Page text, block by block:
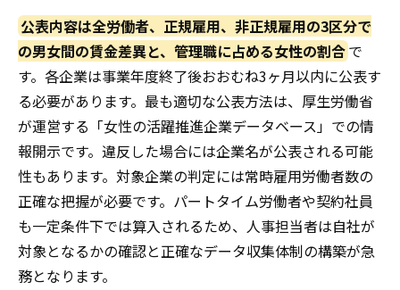
公表内容は全労働者、正規雇用、非正規雇用の3区分で
の男女間の賃金差異と、管理職に占める女性の割合で
す。各企業は事業年度終了後おおむね3ヶ月以内に公表す
る必要があります。最も適切な公表方法は、厚生労働省
が運営する「女性の活躍推進企業データベース」での情
報開示です。違反した場合には企業名が公表される可能
性もあります。対象企業の判定には常時雇用労働者数の
正確な把握が必要です。パートタイム労働者や契約社員
も一定条件下では算入されるため、人事担当者は自社が
対象となるかの確認と正確なデータ収集体制の構築が急
務となります。